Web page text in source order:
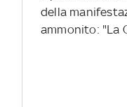
della
ammonito: "La